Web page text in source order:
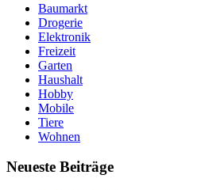
Baumarkt
Drogerie
Elektronik
Freizeit
Garten
Haushalt
Hobby
Mobile
Tiere
Wohnen
Neueste Beiträge